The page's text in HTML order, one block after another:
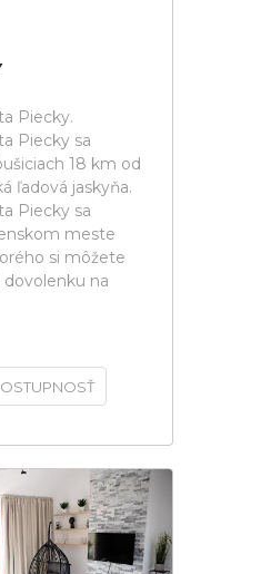
Piecky.
Piecky sa
18 km od
ľadová jaskyňa.
Piecky sa
meste
si môžete
dovolenku na